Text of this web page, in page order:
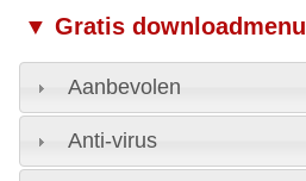
▼ Gratis downloadmenu
Aanbevolen
Anti-virus